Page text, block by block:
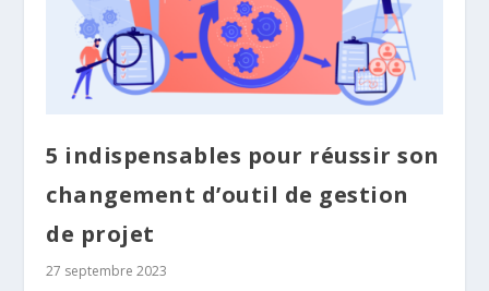
5 indispensables pour réussir son
changement d’outil de gestion
de projet
27 septembre 2023